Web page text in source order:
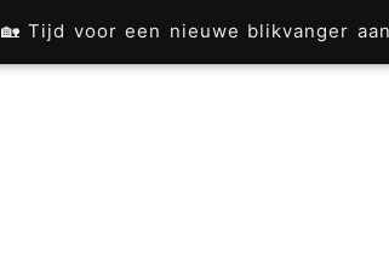
🏡 Tijd voor een nieuwe blikvanger